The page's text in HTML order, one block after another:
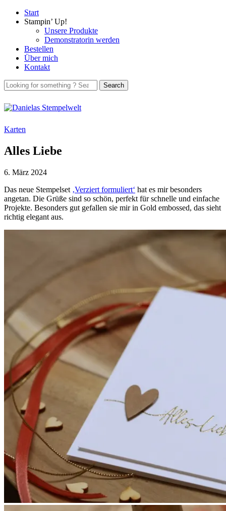
Start
Stampin’ Up!
Unsere Produkte
Demonstratorin werden
Bestellen
Über mich
Kontakt
Karten
Alles Liebe
6. März 2024
Das neue Stempelset ‚Verziert formuliert‘ hat es mir besonders
angetan. Die Grüße sind so schön, perfekt für schnelle und einfache
Projekte. Besonders gut gefallen sie mir in Gold embossed, das sieht
richtig elegant aus.